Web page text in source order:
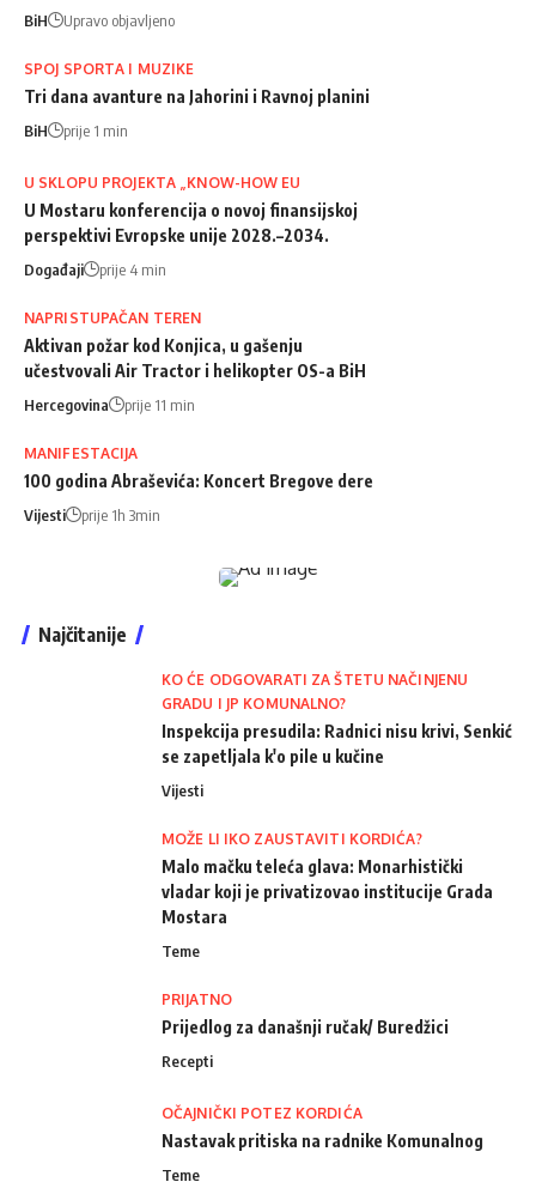
BiH Upravo objavljeno
SPOJ SPORTA I MUZIKE
Tri dana avanture na Jahorini i Ravnoj planini
BiH prije 1 min
U SKLOPU PROJEKTA „KNOW-HOW EU
U Mostaru konferencija o novoj finansijskoj
perspektivi Evropske unije 2028.–2034.
Događaji prije 4 min
NAPRISTUPAČAN TEREN
Aktivan požar kod Konjica, u gašenju
učestvovali Air Tractor i helikopter OS-a BiH
Hercegovina prije 11 min
MANIFESTACIJA
100 godina Abraševića: Koncert Bregove dere
Vijesti prije 1h 3min
Najčitanije
KO ĆE ODGOVARATI ZA ŠTETU NAČINJENU
GRADU I JP KOMUNALNO?
Inspekcija presudila: Radnici nisu krivi, Senkić
se zapetljala k'o pile u kučine
Vijesti
MOŽE LI IKO ZAUSTAVITI KORDIĆA?
Malo mačku teleća glava: Monarhistički
vladar koji je privatizovao institucije Grada
Mostara
Teme
PRIJATNO
Prijedlog za današnji ručak/ Buredžici
Recepti
OČAJNIČKI POTEZ KORDIĆA
Nastavak pritiska na radnike Komunalnog
Teme